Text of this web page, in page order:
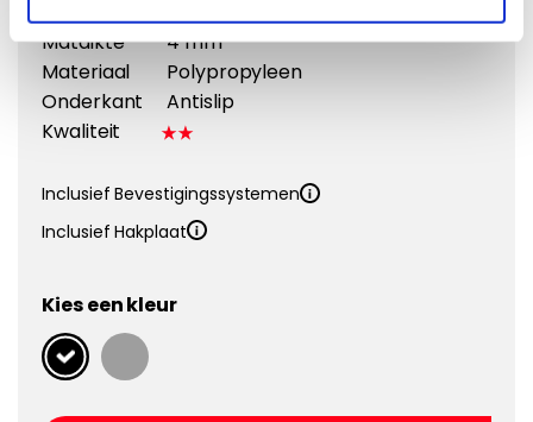
Matdikte
4 mm
Materiaal
Polypropyleen
Onderkant
Antislip
Kwaliteit
Inclusief Bevestigingssystemen
Inclusief Hakplaat
Kies een kleur